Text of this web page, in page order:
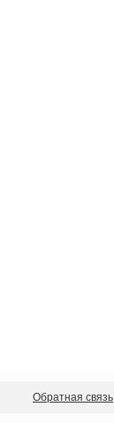
Обратная связь